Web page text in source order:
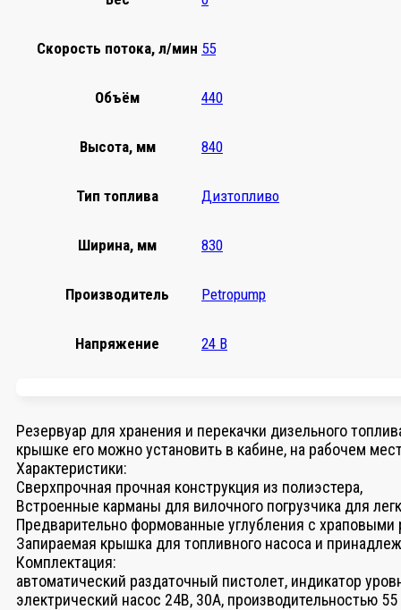
Скорость потока, л/мин 55
Объём 440
Высота, мм 840
Тип топлива Дизтопливо
Ширина, мм 830
Производитель Petropump
Напряжение 24 В
Резервуар для хранения и перекачки дизельного
крышке его можно установить в кабине, на рабочем
Характеристики:
Сверхпрочная прочная конструкция из полиэстера,
Встроенные карманы для вилочного погрузчика для
Предварительно формованные углубления с
Запираемая крышка для топливного насоса и
Комплектация:
автоматический раздаточный пистолет, индикатор
электрический насос 24В, 30А, производительностью